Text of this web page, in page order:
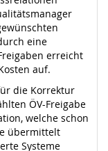
eine
erreicht
auf.
die Korrektur
ÖV-Freigabe
welche schon
übermittelt
Systeme